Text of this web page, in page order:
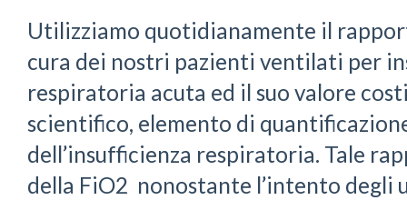
Utilizziamo quotidianamente il
cura dei nostri pazienti ventilati per
respiratoria acuta ed il suo valore
scientifico, elemento di
dell’insufficienza respiratoria. Tale
della FiO2 nonostante l’intento